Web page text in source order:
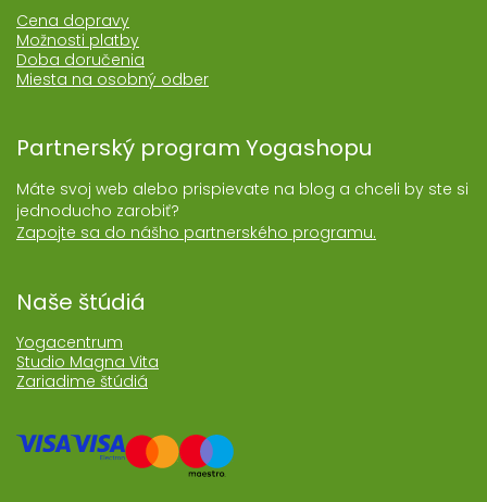
Cena dopravy
Možnosti platby
Doba doručenia
Miesta na osobný odber
Partnerský program Yogashopu
Máte svoj web alebo prispievate na blog a chceli by ste si
jednoducho zarobiť?
Zapojte sa do nášho partnerského programu.
Naše štúdiá
Yogacentrum
Studio Magna Vita
Zariadime štúdiá